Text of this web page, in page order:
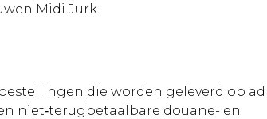
Midi Jurk
die worden geleverd op
niet‑terugbetaalbare douane- en